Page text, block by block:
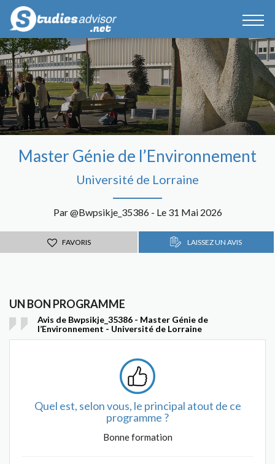
Master Génie de l’Environnement
Université de Lorraine
Par @Bwpsikje_35386 - Le 31 Mai 2026
FAVORIS LAISSEZ UN AVIS
UN BON PROGRAMME
Avis de Bwpsikje_35386 - Master Génie de
l’Environnement - Université de Lorraine
Quel est, selon vous, le principal atout de ce
programme ?
Bonne formation